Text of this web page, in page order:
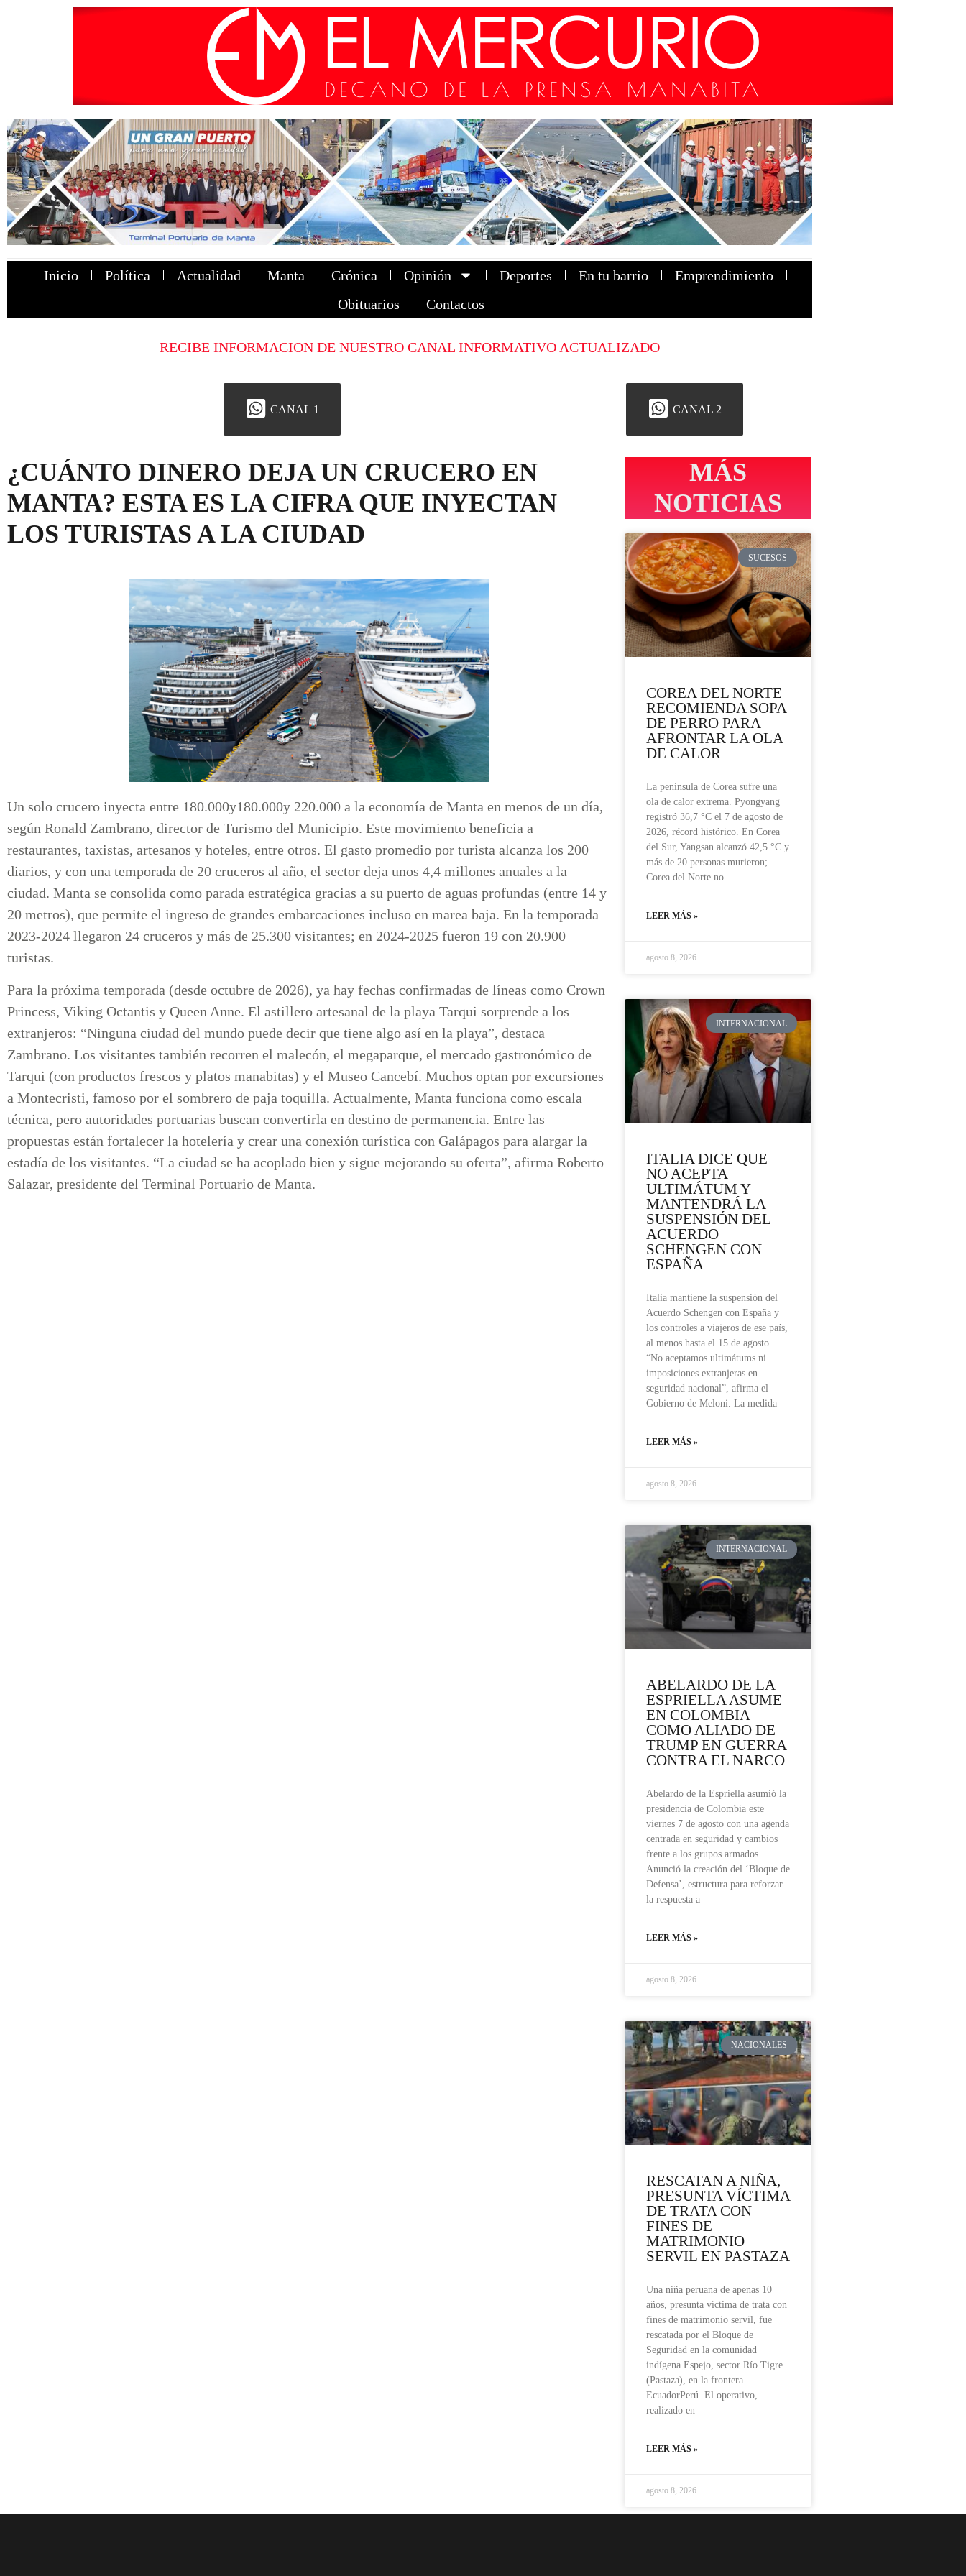
Inicio Política Actualidad Manta Crónica Opinión Deportes En tu barrio
Emprendimiento
Obituarios
Contactos
RECIBE INFORMACION DE NUESTRO CANAL INFORMATIVO ACTUALIZADO
CANAL 1 CANAL 2
¿CUÁNTO DINERO DEJA UN CRUCERO EN
MANTA? ESTA ES LA CIFRA QUE INYECTAN
LOS TURISTAS A LA CIUDAD
Un solo crucero inyecta entre 180.000y180.000y 220.000 a la economía de Manta en menos de un día,
según Ronald Zambrano, director de Turismo del Municipio. Este movimiento beneficia a
restaurantes, taxistas, artesanos y hoteles, entre otros. El gasto promedio por turista alcanza los 200
diarios, y con una temporada de 20 cruceros al año, el sector deja unos 4,4 millones anuales a la
ciudad. Manta se consolida como parada estratégica gracias a su puerto de aguas profundas (entre 14 y
20 metros), que permite el ingreso de grandes embarcaciones incluso en marea baja. En la temporada
2023-2024 llegaron 24 cruceros y más de 25.300 visitantes; en 2024-2025 fueron 19 con 20.900
turistas.
Para la próxima temporada (desde octubre de 2026), ya hay fechas confirmadas de líneas como Crown
Princess, Viking Octantis y Queen Anne. El astillero artesanal de la playa Tarqui sorprende a los
extranjeros: “Ninguna ciudad del mundo puede decir que tiene algo así en la playa”, destaca
Zambrano. Los visitantes también recorren el malecón, el megaparque, el mercado gastronómico de
Tarqui (con productos frescos y platos manabitas) y el Museo Cancebí. Muchos optan por excursiones
a Montecristi, famoso por el sombrero de paja toquilla. Actualmente, Manta funciona como escala
técnica, pero autoridades portuarias buscan convertirla en destino de permanencia. Entre las
propuestas están fortalecer la hotelería y crear una conexión turística con Galápagos para alargar la
estadía de los visitantes. “La ciudad se ha acoplado bien y sigue mejorando su oferta”, afirma Roberto
Salazar, presidente del Terminal Portuario de Manta.
MÁS
NOTICIAS
SUCESOS
COREA DEL NORTE
RECOMIENDA SOPA
DE PERRO PARA
AFRONTAR LA OLA
DE CALOR
La península de Corea sufre una
ola de calor extrema. Pyongyang
registró 36,7 °C el 7 de agosto de
2026, récord histórico. En Corea
del Sur, Yangsan alcanzó 42,5 °C y
más de 20 personas murieron;
Corea del Norte no
LEER MÁS »
agosto 8, 2026
INTERNACIONAL
ITALIA DICE QUE
NO ACEPTA
ULTIMÁTUM Y
MANTENDRÁ LA
SUSPENSIÓN DEL
ACUERDO
SCHENGEN CON
ESPAÑA
Italia mantiene la suspensión del
Acuerdo Schengen con España y
los controles a viajeros de ese país,
al menos hasta el 15 de agosto.
“No aceptamos ultimátums ni
imposiciones extranjeras en
seguridad nacional”, afirma el
Gobierno de Meloni. La medida
LEER MÁS »
agosto 8, 2026
INTERNACIONAL
ABELARDO DE LA
ESPRIELLA ASUME
EN COLOMBIA
COMO ALIADO DE
TRUMP EN GUERRA
CONTRA EL NARCO
Abelardo de la Espriella asumió la
presidencia de Colombia este
viernes 7 de agosto con una agenda
centrada en seguridad y cambios
frente a los grupos armados.
Anunció la creación del ‘Bloque de
Defensa’, estructura para reforzar
la respuesta a
LEER MÁS »
agosto 8, 2026
NACIONALES
RESCATAN A NIÑA,
PRESUNTA VÍCTIMA
DE TRATA CON
FINES DE
MATRIMONIO
SERVIL EN PASTAZA
Una niña peruana de apenas 10
años, presunta víctima de trata con
fines de matrimonio servil, fue
rescatada por el Bloque de
Seguridad en la comunidad
indígena Espejo, sector Río Tigre
(Pastaza), en la frontera
EcuadorPerú. El operativo,
realizado en
LEER MÁS »
agosto 8, 2026